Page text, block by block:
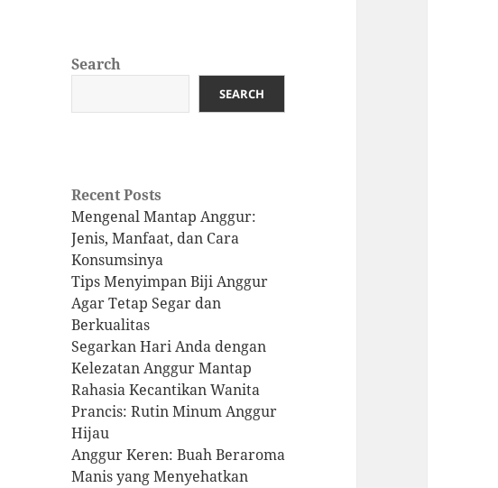
Search
SEARCH
Recent Posts
Mengenal Mantap Anggur:
Jenis, Manfaat, dan Cara
Konsumsinya
Tips Menyimpan Biji Anggur
Agar Tetap Segar dan
Berkualitas
Segarkan Hari Anda dengan
Kelezatan Anggur Mantap
Rahasia Kecantikan Wanita
Prancis: Rutin Minum Anggur
Hijau
Anggur Keren: Buah Beraroma
Manis yang Menyehatkan